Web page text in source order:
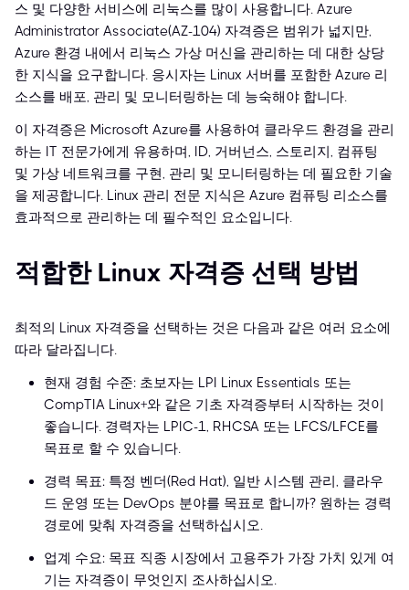
스 및 다양한 서비스에 리눅스를 많이 사용합니다. Azure
Administrator Associate(AZ-104) 자격증은 범위가 넓지만,
Azure 환경 내에서 리눅스 가상 머신을 관리하는 데 대한 상당
한 지식을 요구합니다. 응시자는 Linux 서버를 포함한 Azure 리
소스를 배포, 관리 및 모니터링하는 데 능숙해야 합니다.
이 자격증은 Microsoft Azure를 사용하여 클라우드 환경을 관리
하는 IT 전문가에게 유용하며, ID, 거버넌스, 스토리지, 컴퓨팅
및 가상 네트워크를 구현, 관리 및 모니터링하는 데 필요한 기술
을 제공합니다. Linux 관리 전문 지식은 Azure 컴퓨팅 리소스를
효과적으로 관리하는 데 필수적인 요소입니다.
적합한 Linux 자격증 선택 방법
최적의 Linux 자격증을 선택하는 것은 다음과 같은 여러 요소에
따라 달라집니다.
현재 경험 수준: 초보자는 LPI Linux Essentials 또는
CompTIA Linux+와 같은 기초 자격증부터 시작하는 것이
좋습니다. 경력자는 LPIC-1, RHCSA 또는 LFCS/LFCE를
목표로 할 수 있습니다.
경력 목표: 특정 벤더(Red Hat), 일반 시스템 관리, 클라우
드 운영 또는 DevOps 분야를 목표로 합니까? 원하는 경력
경로에 맞춰 자격증을 선택하십시오.
업계 수요: 목표 직종 시장에서 고용주가 가장 가치 있게 여
기는 자격증이 무엇인지 조사하십시오.